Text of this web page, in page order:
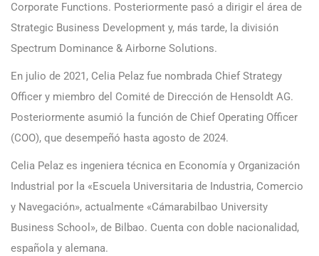
Corporate Functions. Posteriormente pasó a dirigir el área de
Strategic Business Development y, más tarde, la división
Spectrum Dominance & Airborne Solutions.
En julio de 2021, Celia Pelaz fue nombrada Chief Strategy
Officer y miembro del Comité de Dirección de Hensoldt AG.
Posteriormente asumió la función de Chief Operating Officer
(COO), que desempeñó hasta agosto de 2024.
Celia Pelaz es ingeniera técnica en Economía y Organización
Industrial por la «Escuela Universitaria de Industria, Comercio
y Navegación», actualmente «Cámarabilbao University
Business School», de Bilbao. Cuenta con doble nacionalidad,
española y alemana.